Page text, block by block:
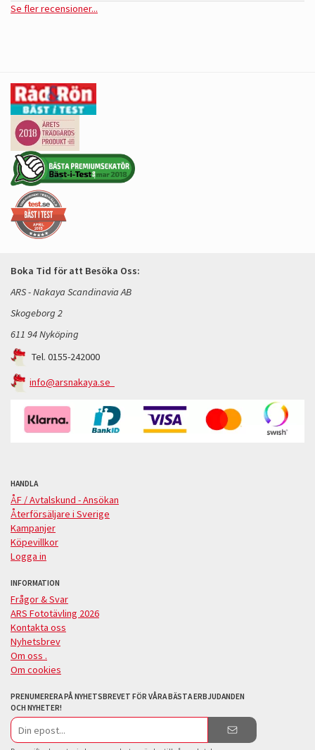
Se fler recensioner...
Boka Tid för att Besöka Oss:
ARS - Nakaya Scandinavia AB
Skogeborg 2
611 94 Nyköping
Tel. 0155-242000
info@arsnakaya.se
HANDLA
ÅF / Avtalskund - Ansökan
Återförsäljare i Sverige
Kampanjer
Köpevillkor
Logga in
INFORMATION
Frågor & Svar
ARS Fototävling 2026
Kontakta oss
Nyhetsbrev
Om oss .
Om cookies
PRENUMERERA PÅ NYHETSBREVET FÖR VÅRA BÄSTA ERBJUDANDEN
OCH NYHETER!
E-
postadress